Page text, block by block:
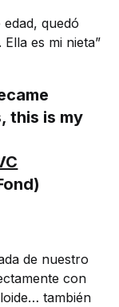
edad, quedó
es mi nieta”
this is my
de nuestro
con
también